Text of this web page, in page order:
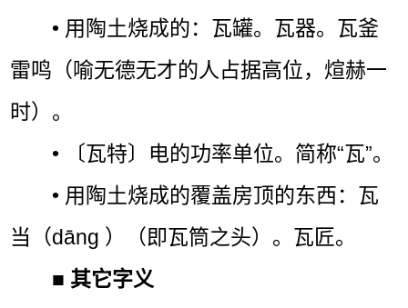
• 用陶土烧成的：瓦罐。瓦器。瓦釜
雷鸣（喻无德无才的人占据高位，煊赫一
时）。
• 〔瓦特〕电的功率单位。简称“瓦”。
• 用陶土烧成的覆盖房顶的东西：瓦
当（dāng ）（即瓦筒之头）。瓦匠。
■ 其它字义